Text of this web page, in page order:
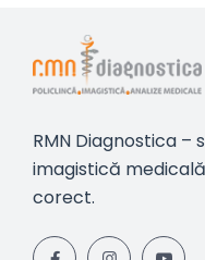
RMN Diagnostica –
imagistică
corect.